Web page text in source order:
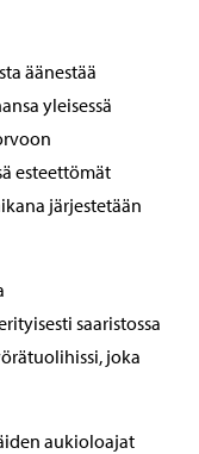
äänestää
yleisessä
esteettömät
järjestetään
saaristossa
joka
aukioloajat